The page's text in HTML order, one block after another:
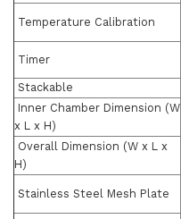
Temperature Calibration
Timer
Stackable
Inner Chamber Dimension (W
x L x H)
Overall Dimension (W x L x
H)
Stainless Steel Mesh Plate